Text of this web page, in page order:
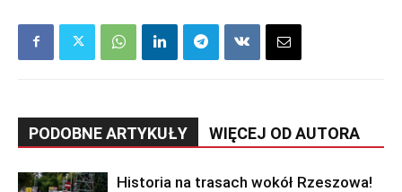
PODOBNE ARTYKUŁY WIĘCEJ OD AUTORA
Historia na trasach wokół Rzeszowa!